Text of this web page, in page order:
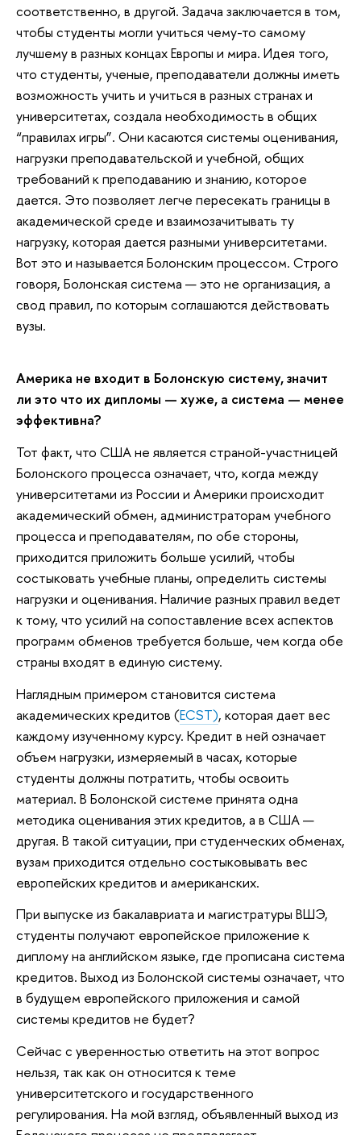
соответственно, в другой. Задача заключается в том,
чтобы студенты могли учиться чему-то самому
лучшему в разных концах Европы и мира. Идея того,
что студенты, ученые, преподаватели должны иметь
возможность учить и учиться в разных странах и
университетах, создала необходимость в общих
“правилах игры”. Они касаются системы оценивания,
нагрузки преподавательской и учебной, общих
требований к преподаванию и знанию, которое
дается. Это позволяет легче пересекать границы в
академической среде и взаимозачитывать ту
нагрузку, которая дается разными университетами.
Вот это и называется Болонским процессом. Строго
говоря, Болонская система — это не организация, а
свод правил, по которым соглашаются действовать
вузы.
Америка не входит в Болонскую систему, значит
ли это что их дипломы — хуже, а система — менее
эффективна?
Тот факт, что США не является страной-участницей
Болонского процесса означает, что, когда между
университетами из России и Америки происходит
академический обмен, администраторам учебного
процесса и преподавателям, по обе стороны,
приходится приложить больше усилий, чтобы
состыковать учебные планы, определить системы
нагрузки и оценивания. Наличие разных правил ведет
к тому, что усилий на сопоставление всех аспектов
программ обменов требуется больше, чем когда обе
страны входят в единую систему.
Наглядным примером становится система
академических кредитов (ECST), которая дает вес
каждому изученному курсу. Кредит в ней означает
объем нагрузки, измеряемый в часах, которые
студенты должны потратить, чтобы освоить
материал. В Болонской системе принята одна
методика оценивания этих кредитов, а в США —
другая. В такой ситуации, при студенческих обменах,
вузам приходится отдельно состыковывать вес
европейских кредитов и американских.
При выпуске из бакалавриата и магистратуры ВШЭ,
студенты получают европейское приложение к
диплому на английском языке, где прописана система
кредитов. Выход из Болонской системы означает, что
в будущем европейского приложения и самой
системы кредитов не будет?
Сейчас с уверенностью ответить на этот вопрос
нельзя, так как он относится к теме
университетского и государственного
регулирования. На мой взгляд, объявленный выход из